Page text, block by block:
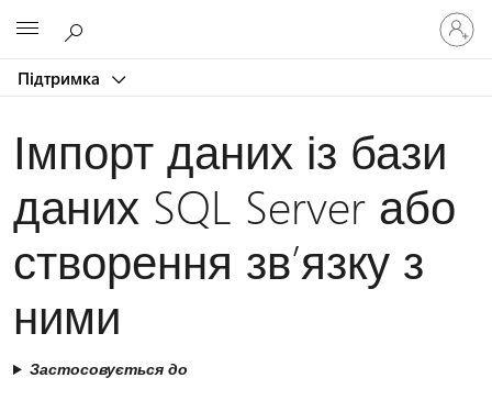
Підтримка
Увійдіть
свій
запис
Імпорт даних із бази
даних SQL Server або
створення зв’язку з
ними
Застосовується до